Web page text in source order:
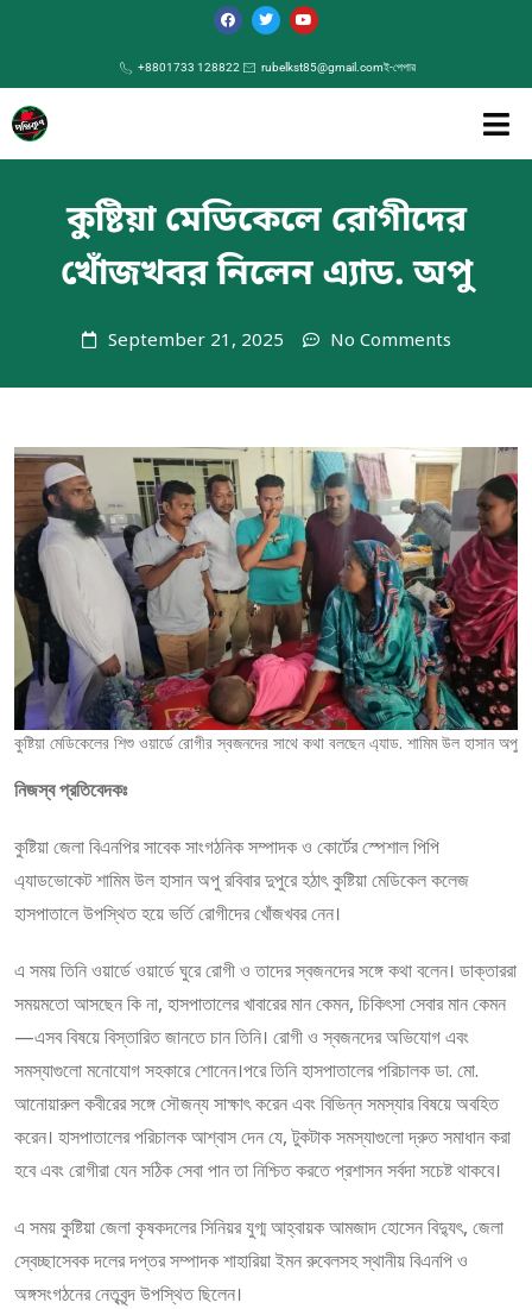
+8801733 128822 rubelkst85@gmail.comই-পেপার
কুষ্টিয়া মেডিকেলে রোগীদের
খোঁজখবর নিলেন এ্যাড. অপু
September 21, 2025 No Comments
কুষ্টিয়া মেডিকেলের শিশু ওয়ার্ডে রোগীর স্বজনদের সাথে কথা বলছেন এ্যাড. শামিম উল হাসান অপু
নিজস্ব প্রতিবেদকঃ
কুষ্টিয়া জেলা বিএনপির সাবেক সাংগঠনিক সম্পাদক ও কোর্টের স্পেশাল পিপি
এ্যাডভোকেট শামিম উল হাসান অপু রবিবার দুপুরে হঠাৎ কুষ্টিয়া মেডিকেল কলেজ
হাসপাতালে উপস্থিত হয়ে ভর্তি রোগীদের খোঁজখবর নেন।
এ সময় তিনি ওয়ার্ডে ওয়ার্ডে ঘুরে রোগী ও তাদের স্বজনদের সঙ্গে কথা বলেন। ডাক্তাররা
সময়মতো আসছেন কি না, হাসপাতালের খাবারের মান কেমন, চিকিৎসা সেবার মান কেমন
—এসব বিষয়ে বিস্তারিত জানতে চান তিনি। রোগী ও স্বজনদের অভিযোগ এবং
সমস্যাগুলো মনোযোগ সহকারে শোনেন।পরে তিনি হাসপাতালের পরিচালক ডা. মো.
আনোয়ারুল কবীরের সঙ্গে সৌজন্য সাক্ষাৎ করেন এবং বিভিন্ন সমস্যার বিষয়ে অবহিত
করেন। হাসপাতালের পরিচালক আশ্বাস দেন যে, টুকটাক সমস্যাগুলো দ্রুত সমাধান করা
হবে এবং রোগীরা যেন সঠিক সেবা পান তা নিশ্চিত করতে প্রশাসন সর্বদা সচেষ্ট থাকবে।
এ সময় কুষ্টিয়া জেলা কৃষকদলের সিনিয়র যুগ্ম আহ্বায়ক আমজাদ হোসেন বিদ্যুৎ, জেলা
স্বেচ্ছাসেবক দলের দপ্তর সম্পাদক শাহারিয়া ইমন রুবেলসহ স্থানীয় বিএনপি ও
অঙ্গসংগঠনের নেতৃবৃন্দ উপস্থিত ছিলেন।